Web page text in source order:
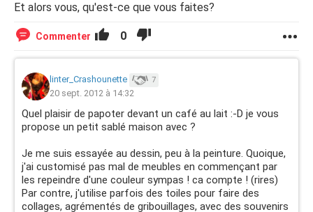
Et alors vous, qu'est-ce que vous faites?
Commenter 0
linter_Crashounette 7
20 sept. 2012 à 14:32
Quel plaisir de papoter devant un café au lait :-D je vous
propose un petit sablé maison avec ?
Je me suis essayée au dessin, peu à la peinture. Quoique,
j'ai customisé pas mal de meubles en commençant par
les repeindre d'une couleur sympas ! ca compte ! (rires)
Par contre, j'utilise parfois des toiles pour faire des
collages, agrémentés de gribouillages, avec des souvenirs